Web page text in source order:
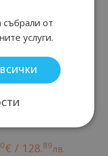
de Toilette 100 мл
€ / 128.89лв.
събрали от
услуги.